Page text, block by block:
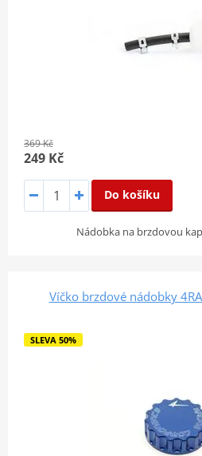
369 Kč
249 Kč
Do košíku
Nádobka na brzdovou
Víčko brzdové nádobky
SLEVA 50%